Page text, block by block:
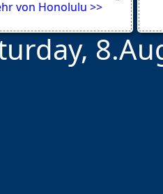
von Honolulu >>